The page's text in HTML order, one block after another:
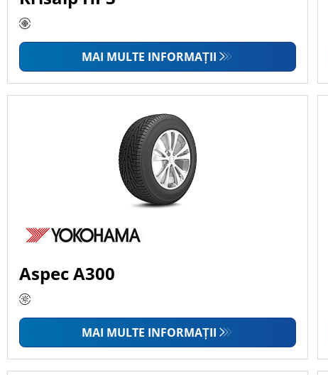
MAI MULTE INFORMAȚII
Aspec A300
MAI MULTE INFORMAȚII